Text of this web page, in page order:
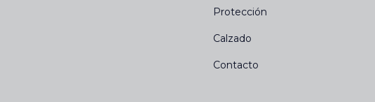
Protección
Calzado
Contacto